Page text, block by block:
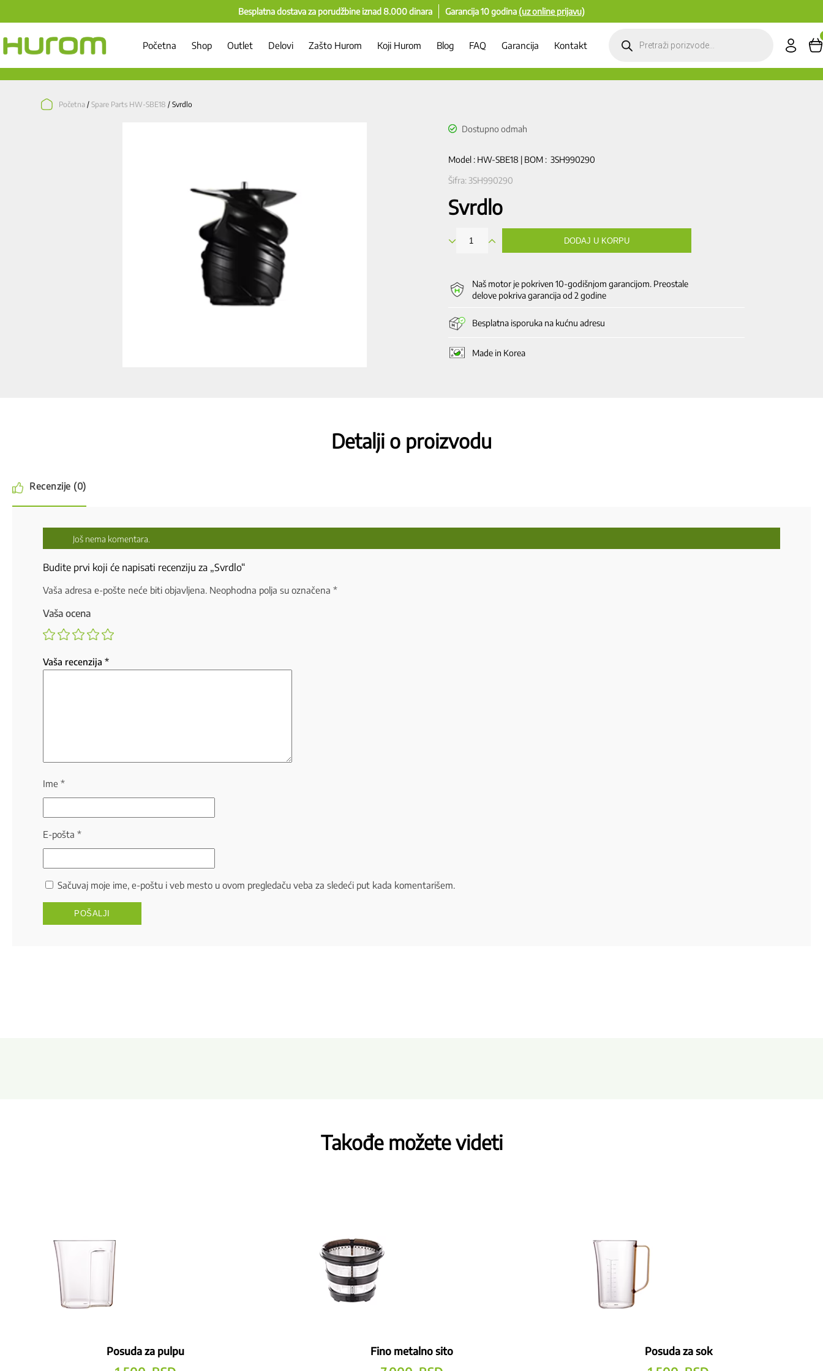
Besplatna dostava za porudžbine iznad 8.000 dinara Garancija 10 godina (uz online prijavu)
Početna Shop Outlet Delovi Zašto Hurom Koji Hurom Blog FAQ Garancija Kontakt
search
Početna /Spare Parts HW-SBE18 / Svrdlo
Svrdlo
Model : HW-SBE18 | BOM : 3SH990290
Svrdlo
DODAJ U KORPU
Šifra: 3SH990290
Naš motor je pokriven 10-godišnjom garancijom. Preostale
delove pokriva garancija od 2 godine
Besplatna isporuka na kućnu adresu
Made in Korea
Detalji o proizvodu
Recenzije (0)
Još nema komentara.
Budite prvi koji će napisati recenziju za „Svrdlo“
Vaša adresa e-pošte neće biti objavljena. Neophodna polja su označena *
Vaša ocena
Vaša recenzija *
Ime *
E-pošta *
Sačuvaj moje ime, e-poštu i veb mesto u ovom pregledaču veba za sledeći put kada komentarišem.
Takođe možete videti
Posuda za pulpu Fino metalno sito Posuda za sok